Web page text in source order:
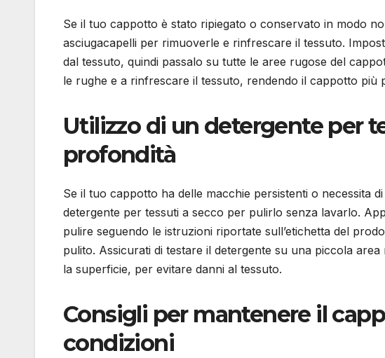
Se il tuo cappotto è stato ripiegato o conservato in modo
asciugacapelli per rimuoverle e rinfrescare il tessuto.
dal tessuto, quindi passalo su tutte le aree rugose del
le rughe e a rinfrescare il tessuto, rendendo il cappotto più
Utilizzo di un detergente per
profondità
Se il tuo cappotto ha delle macchie persistenti o necessita
detergente per tessuti a secco per pulirlo senza lavarlo.
pulire seguendo le istruzioni riportate sull’etichetta del
pulito. Assicurati di testare il detergente su una piccola
la superficie, per evitare danni al tessuto.
Consigli per mantenere il
condizioni